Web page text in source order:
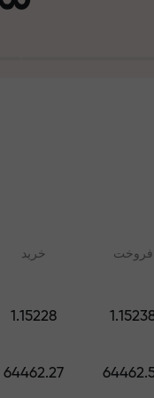
تجارت
کا
خرید فروخت
1.15228
64462.27
کے لیے کورسز اور ویبنرز